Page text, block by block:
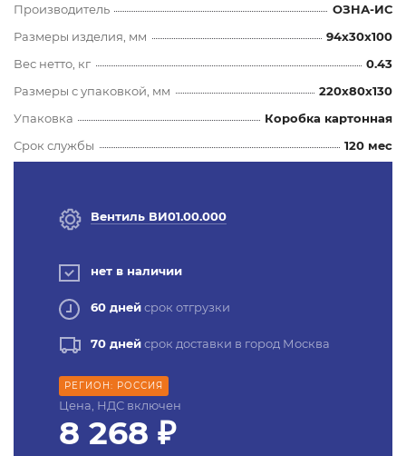
Производитель
ОЗНА-ИС
Размеры изделия, мм
94x30x100
Вес нетто, кг
0.43
Размеры с упаковкой, мм
220x80x130
Упаковка
Коробка картонная
Срок службы
120 мес
Вентиль ВИ01.00.000
нет в наличии
60 днейсрок отгрузки
70 днейсрок доставки в город Москва
РЕГИОН: РОССИЯ
Цена, НДС включен
8 268 ₽